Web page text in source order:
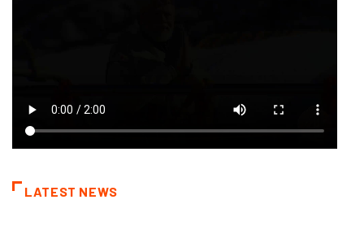
LATEST NEWS